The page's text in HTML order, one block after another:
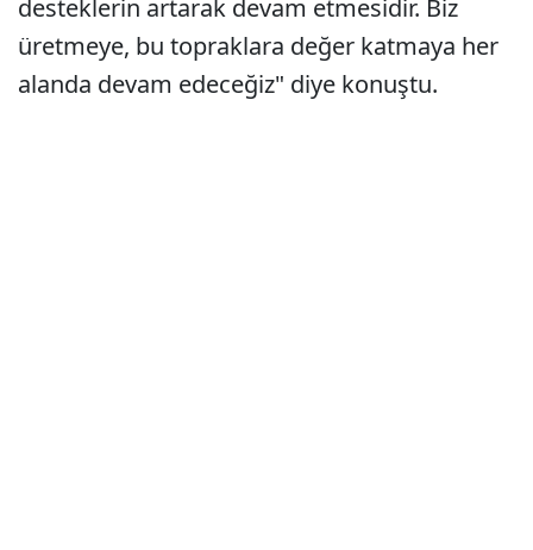
desteklerin artarak devam etmesidir. Biz
üretmeye, bu topraklara değer katmaya her
alanda devam edeceğiz" diye konuştu.